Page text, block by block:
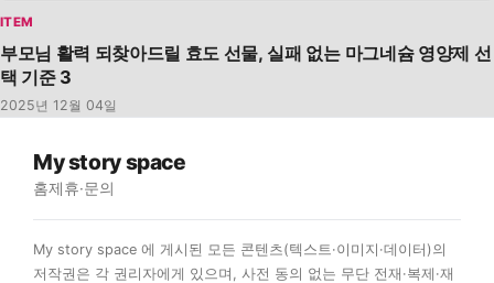
ITEM
부모님 활력 되찾아드릴 효도 선물, 실패 없는 마그네슘 영양제 선
택 기준 3
2025년 12월 04일
My story space
홈제휴·문의
My story space 에 게시된 모든 콘텐츠(텍스트·이미지·데이터)의
저작권은 각 권리자에게 있으며, 사전 동의 없는 무단 전재·복제·재